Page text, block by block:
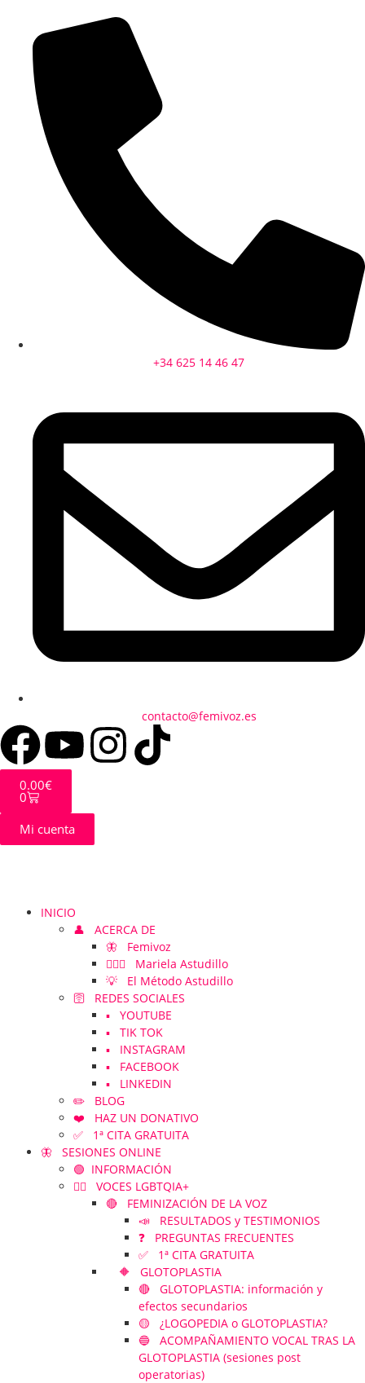
+34 625 14 46 47
contacto@femivoz.es
0.00€
0
Mi cuenta
INICIO
👤 ACERCA DE
🦋 Femivoz
👱🏻‍♀️ Mariela Astudillo
💡 El Método Astudillo
🛜 REDES SOCIALES
▪️ YOUTUBE
▪️ TIK TOK
▪️ INSTAGRAM
▪️ FACEBOOK
▪️ LINKEDIN
✏️ BLOG
❤️ HAZ UN DONATIVO
✅ 1ª CITA GRATUITA
🦋 SESIONES ONLINE
🟢 INFORMACIÓN
🏳️‍🌈 VOCES LGBTQIA+
🔴 FEMINIZACIÓN DE LA VOZ
📣 RESULTADOS y TESTIMONIOS
❓ PREGUNTAS FRECUENTES
✅ 1ª CITA GRATUITA
🔶 GLOTOPLASTIA
🔴 GLOTOPLASTIA: información y
efectos secundarios
🟡 ¿LOGOPEDIA o GLOTOPLASTIA?
🔵 ACOMPAÑAMIENTO VOCAL TRAS LA
GLOTOPLASTIA (sesiones post
operatorias)